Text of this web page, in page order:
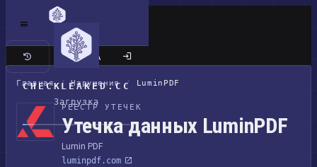
CHECKLEAKED.CC
Загрузка
Классический сайт
Главная / Нарушения / LuminPDF
РЕЕСТР УТЕЧЕК
Утечка данных LuminPDF
Lumin PDF
luminpdf.com